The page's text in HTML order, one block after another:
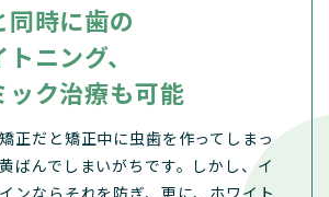
同時に歯の
ニング、
ック治療も可能
正だと矯正中に虫歯を作ってしまっ
ばんでしまいがちです。しかし、イ
ンならそれを防ぎ、更に、ホワイト